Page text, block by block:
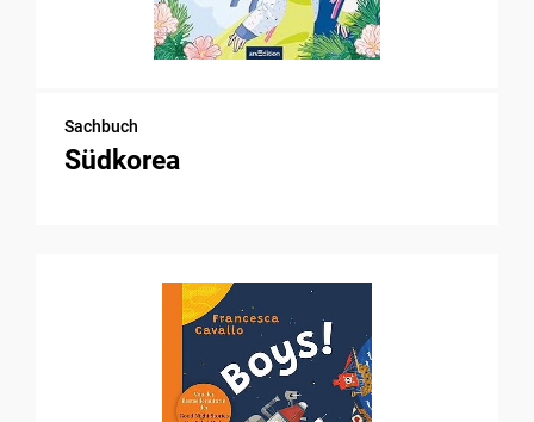
Sachbuch
Südkorea